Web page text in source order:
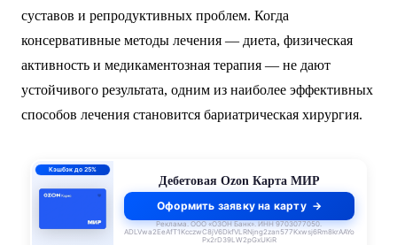
суставов и репродуктивных проблем. Когда
консервативные методы лечения — диета, физическая
активность и медикаментозная терапия — не дают
устойчивого результата, одним из наиболее эффективных
способов лечения становится бариатрическая хирургия.
Кэшбэк до 25%
Дебетовая Ozon Карта МИР
Оформить заявку на карту
Реклама. ООО «ОЗОН Банк». ИНН 9703077050.
ADLVwa2EeAfT1KcczwC8jV6DkfVLRNjng2zan577Kxwsj6Rm8krAAYo
Px2rD39LW2pGxUKiR